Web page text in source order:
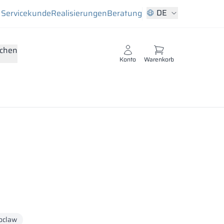
ServicekundeRealisierungenBeratung DE
Konto Warenkorb